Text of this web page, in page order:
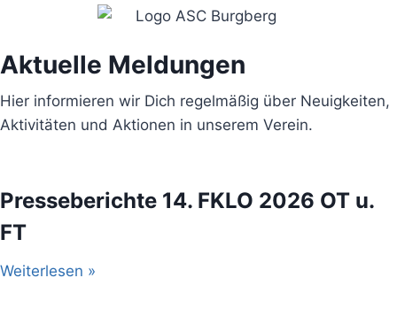
Aktuelle Meldungen
Hier informieren wir Dich regelmäßig über Neuigkeiten,
Aktivitäten und Aktionen in unserem Verein.
Presseberichte 14. FKLO 2026 OT u.
FT
Weiterlesen »